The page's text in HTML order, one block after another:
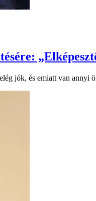
jók, és emiatt van